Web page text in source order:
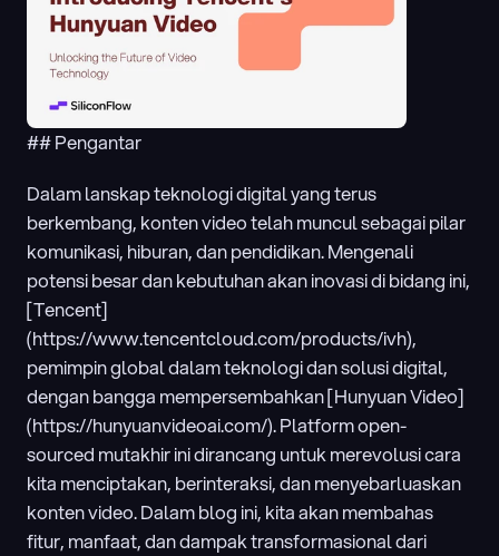
## Pengantar
Dalam lanskap teknologi digital yang terus
berkembang, konten video telah muncul sebagai pilar
komunikasi, hiburan, dan pendidikan. Mengenali
potensi besar dan kebutuhan akan inovasi di bidang ini,
[Tencent]
(https://www.tencentcloud.com/products/ivh),
pemimpin global dalam teknologi dan solusi digital,
dengan bangga mempersembahkan [Hunyuan Video]
(https://hunyuanvideoai.com/). Platform open-
sourced mutakhir ini dirancang untuk merevolusi cara
kita menciptakan, berinteraksi, dan menyebarluaskan
konten video. Dalam blog ini, kita akan membahas
fitur, manfaat, dan dampak transformasional dari